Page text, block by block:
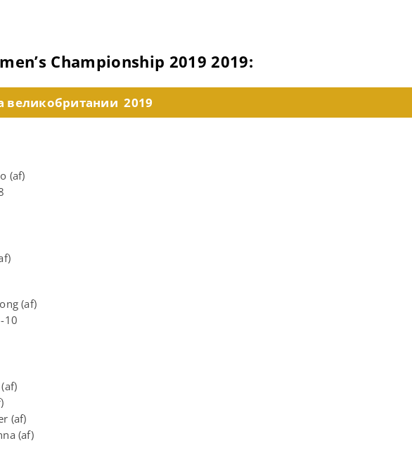
Championship 2019 2019:
великобритании 2019
(af)
(af)
10
(af)
(af)